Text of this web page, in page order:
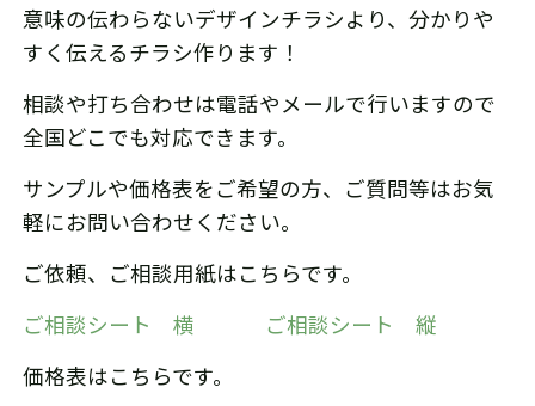
意味の伝わらないデザインチラシより、分かりや
すく伝えるチラシ作ります！
相談や打ち合わせは電話やメールで行いますので
全国どこでも対応できます。
サンプルや価格表をご希望の方、ご質問等はお気
軽にお問い合わせください。
ご依頼、ご相談用紙はこちらです。
ご相談シート 横 ご相談シート 縦
価格表はこちらです。